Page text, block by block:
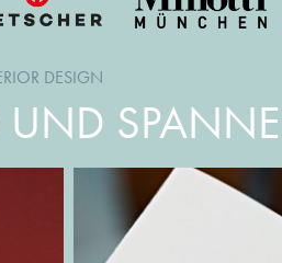
DESIGN
UND